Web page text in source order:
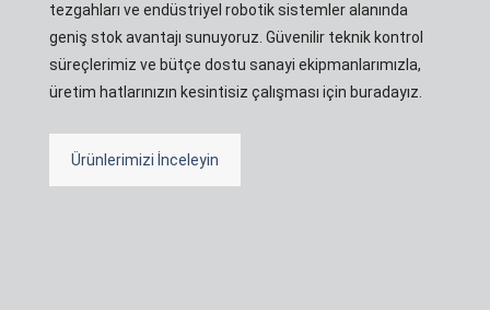
tezgahları ve endüstriyel robotik sistemler alanında
geniş stok avantajı sunuyoruz. Güvenilir teknik kontrol
süreçlerimiz ve bütçe dostu sanayi ekipmanlarımızla,
üretim hatlarınızın kesintisiz çalışması için buradayız.
Ürünlerimizi İnceleyin